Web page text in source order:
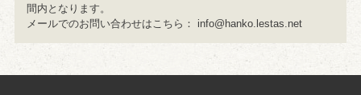
間内となります。
メールでのお問い合わせはこちら： info@hanko.lestas.net